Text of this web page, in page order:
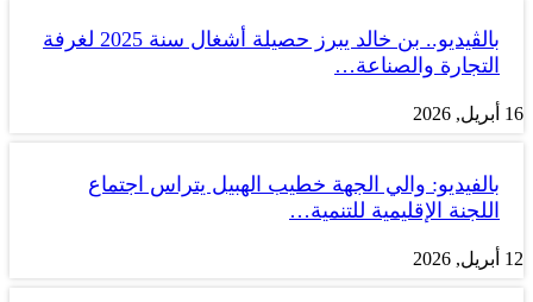
بالڤيديو.. بن خالد يبرز حصيلة أشغال سنة 2025 لغرفة
التجارة والصناعة…
16 أبريل, 2026
بالفيديو: والي الجهة خطيب الهبيل يتراس اجتماع
اللجنة الإقليمية للتنمية…
12 أبريل, 2026